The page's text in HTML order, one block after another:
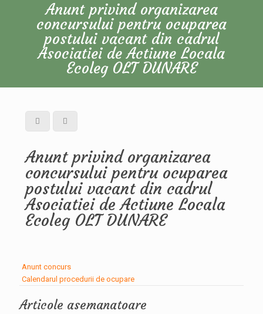
Anunt privind organizarea
concursului pentru ocuparea
postului vacant din cadrul
Asociatiei de Actiune Locala
Ecoleg OLT DUNARE
Anunt privind organizarea
concursului pentru ocuparea
postului vacant din cadrul
Asociatiei de Actiune Locala
Ecoleg OLT DUNARE
Anunt concurs
Calendarul procedurii de ocupare
Articole asemanatoare